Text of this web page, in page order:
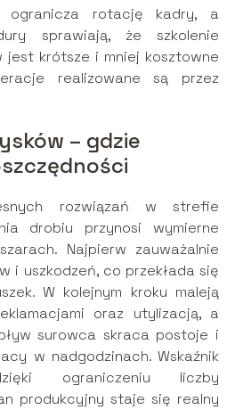
ogranicza rotację kadry, a
sprawiają, że szkolenie
jest krótsze i mniej kosztowne
realizowane są przez
– gdzie
rozwiązań w strefie
drobiu przynosi wymierne
Najpierw zauważalnie
i uszkodzeń, co przekłada się
W kolejnym kroku maleją
oraz utylizacją, a
surowca skraca postoje i
w nadgodzinach. Wskaźnik
ograniczeniu liczby
produkcyjny staje się realny